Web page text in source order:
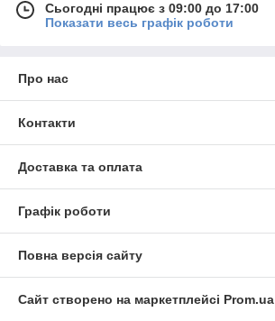
Сьогодні працює з 09:00 до 17:00
Показати весь графік роботи
Про нас
Контакти
Доставка та оплата
Графік роботи
Повна версія сайту
Сайт створено на маркетплейсі Prom.ua